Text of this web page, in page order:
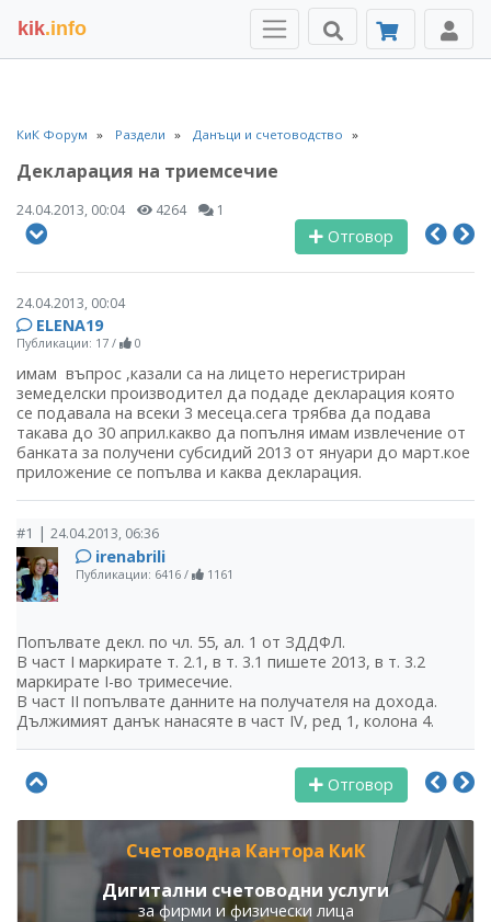
kik.info
КиК Форум Раздели Данъци и счетоводство
Декларация на триемсечие
24.04.2013, 00:04 4264 1
Отговор
24.04.2013, 00:04
ELENA19
Публикации: 17 / 0
имам въпрос ,казали са на лицето нерегистриран
земеделски производител да подаде декларация която
се подавала на всеки 3 месеца.сега трябва да подава
такава до 30 април.какво да попълня имам извлечение от
банката за получени субсидий 2013 от януари до март.кое
приложение се попълва и каква декларация.
#1 | 24.04.2013, 06:36
irenabrili
Публикации: 6416/ 1161
Попълвате декл. по чл. 55, ал. 1 от ЗДДФЛ.
В част І маркирате т. 2.1, в т. 3.1 пишете 2013, в т. 3.2
маркирате І-во тримесечие.
В част ІІ попълвате данните на получателя на дохода.
Дължимият данък нанасяте в част ІV, ред 1, колона 4.
Отговор
Счетоводна Кантора КиК
Дигитални счетоводни услуги
за фирми и физически лица